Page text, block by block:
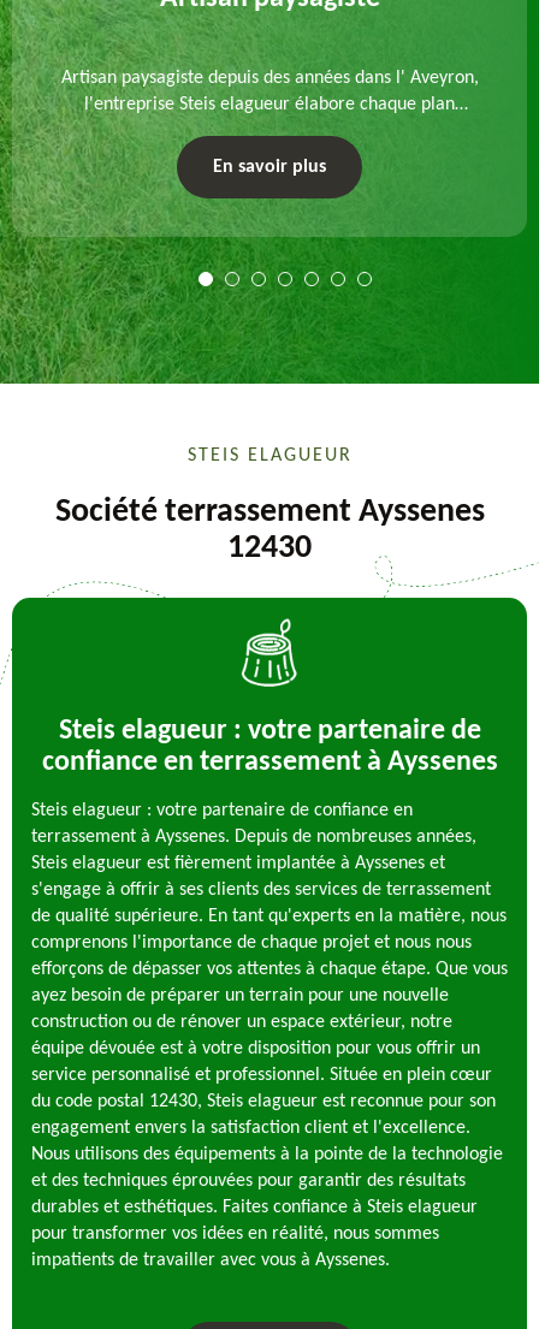
Artisan paysagiste depuis des années dans l' Aveyron,
l'entreprise Steis elagueur élabore chaque plan
d'aménagement paysager et exécute les travaux
afférents. Devis gratuit et sur mesure.
En savoir plus
STEIS ELAGUEUR
Société terrassement Ayssenes
12430
Steis elagueur : votre partenaire de
confiance en terrassement à Ayssenes
Steis elagueur : votre partenaire de confiance en
terrassement à Ayssenes. Depuis de nombreuses années,
Steis elagueur est fièrement implantée à Ayssenes et
s'engage à offrir à ses clients des services de terrassement
de qualité supérieure. En tant qu'experts en la matière, nous
comprenons l'importance de chaque projet et nous nous
efforçons de dépasser vos attentes à chaque étape. Que vous
ayez besoin de préparer un terrain pour une nouvelle
construction ou de rénover un espace extérieur, notre
équipe dévouée est à votre disposition pour vous offrir un
service personnalisé et professionnel. Située en plein cœur
du code postal 12430, Steis elagueur est reconnue pour son
engagement envers la satisfaction client et l'excellence.
Nous utilisons des équipements à la pointe de la technologie
et des techniques éprouvées pour garantir des résultats
durables et esthétiques. Faites confiance à Steis elagueur
pour transformer vos idées en réalité, nous sommes
impatients de travailler avec vous à Ayssenes.